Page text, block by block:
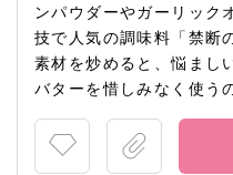
ンパウダーやガーリック
技で人気の調味料「禁断
素材を炒めると、悩まし
バターを惜しみなく使う